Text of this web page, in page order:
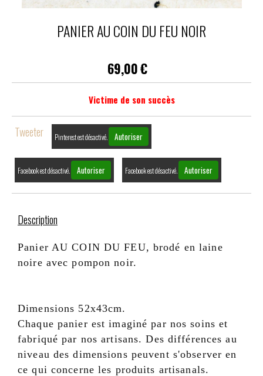
PANIER AU COIN DU FEU NOIR
69,00€
Victime de son succès
Tweeter Pinterest est désactivé. Autoriser
Facebook est désactivé. Autoriser Facebook est désactivé. Autoriser
Description
Panier AU COIN DU FEU, brodé en laine
noire avec pompon noir.
Dimensions 52x43cm.
Chaque panier est imaginé par nos soins et
fabriqué par nos artisans. Des différences au
niveau des dimensions peuvent s'observer en
ce qui concerne les produits artisanals.